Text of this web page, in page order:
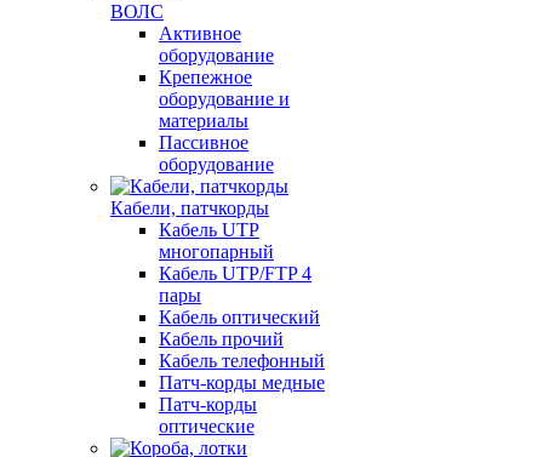
ВОЛС
Активное
оборудование
Крепежное
оборудование и
материалы
Пассивное
оборудование
Кабели, патчкорды
Кабель UTP
многопарный
Кабель UTP/FTP 4
пары
Кабель оптический
Кабель прочий
Кабель телефонный
Патч-корды медные
Патч-корды
оптические